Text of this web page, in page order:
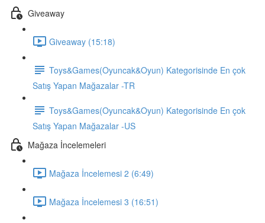
Giveaway
Giveaway (15:18)
Toys&Games(Oyuncak&Oyun) Kategorisinde En çok
Satış Yapan Mağazalar -TR
Toys&Games(Oyuncak&Oyun) Kategorisinde En çok
Satış Yapan Mağazalar -US
Mağaza İncelemeleri
Mağaza İncelemesi 2 (6:49)
Mağaza İncelemesi 3 (16:51)